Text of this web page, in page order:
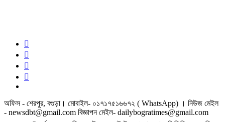
অফিস - শেরপুর, বগুড়া। মোবাইল- ০১৭১৭৫১৬৬৭২ ( WhatsApp) । নিউজ মেইল
- newsdbt@gmail.com বিজ্ঞাপন মেইল- dailybogratimes@gmail.com